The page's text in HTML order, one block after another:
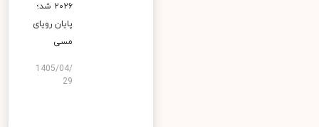
۲۰۲۶ شد؛
پایان رویای
مسی
1405/04/
29